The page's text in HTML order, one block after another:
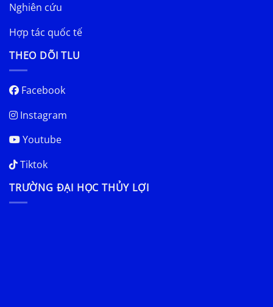
Nghiên cứu
Hợp tác quốc tế
THEO DÕI TLU
Facebook
Instagram
Youtube
Tiktok
TRƯỜNG ĐẠI HỌC THỦY LỢI